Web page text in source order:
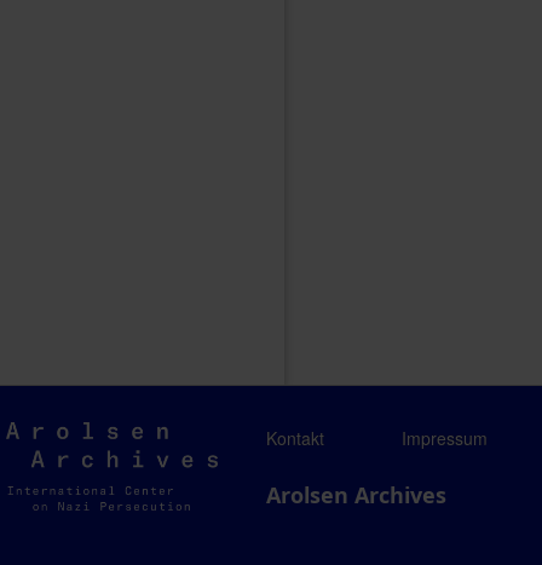
Arolsen
Archives
Kontakt Impressum
Arolsen Archives